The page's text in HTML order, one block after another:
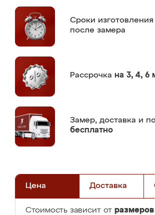
Сроки изготовления
после замера
Рассрочка на 3, 4, 6
Замер, доставка и
бесплатно
Цена Доставка
Стоимость зависит от